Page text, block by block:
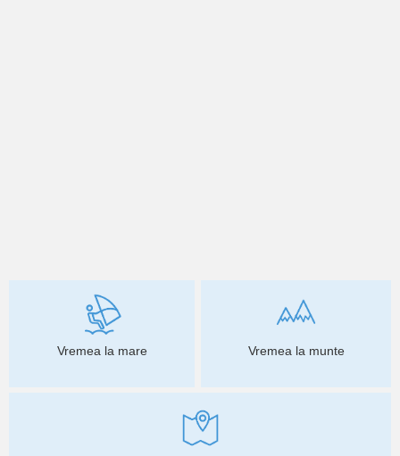
Vremea la mare Vremea la munte